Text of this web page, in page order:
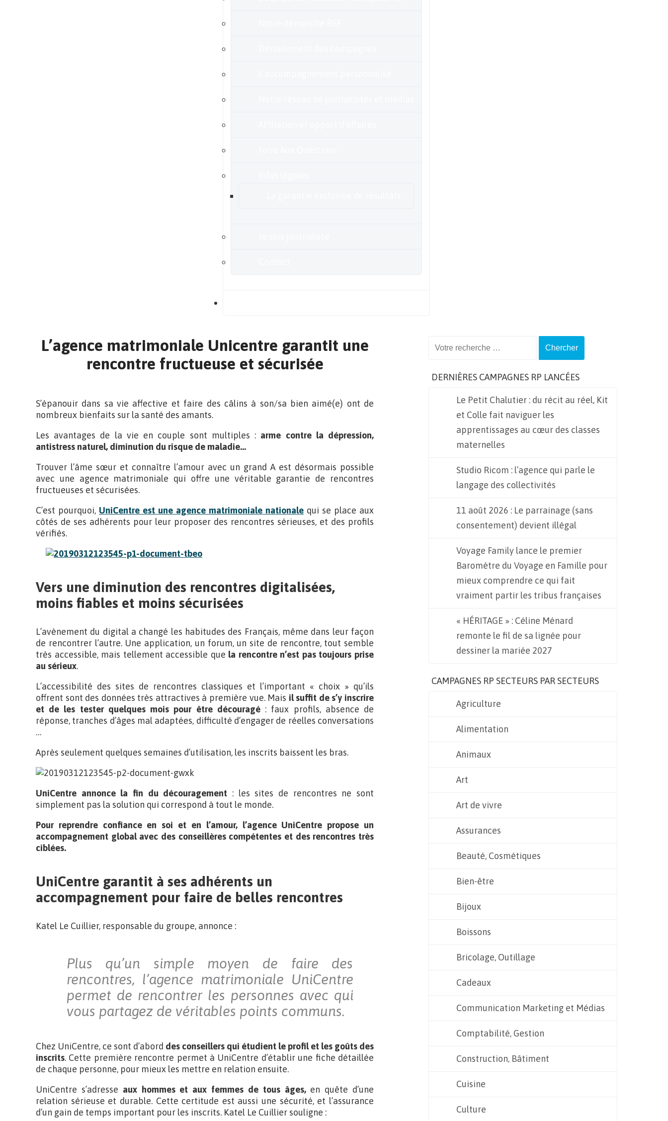
L’agence matrimoniale Unicentre garantit une
rencontre fructueuse et sécurisée
S’épanouir dans sa vie affective et faire des câlins à son/sa bien aimé(e) ont de
nombreux bienfaits sur la santé des amants.
Les avantages de la vie en couple sont multiples : arme contre la dépression,
antistress naturel, diminution du risque de maladie…
Trouver l’âme sœur et connaître l’amour avec un grand A est désormais possible
avec une agence matrimoniale qui offre une véritable garantie de rencontres
fructueuses et sécurisées.
C’est pourquoi, UniCentre est une agence matrimoniale nationale qui se place aux
côtés de ses adhérents pour leur proposer des rencontres sérieuses, et des profils
vérifiés.
Vers une diminution des rencontres digitalisées,
moins fiables et moins sécurisées
L’avènement du digital a changé les habitudes des Français, même dans leur façon
de rencontrer l’autre. Une application, un forum, un site de rencontre, tout semble
très accessible, mais tellement accessible que la rencontre n’est pas toujours prise
au sérieux.
L’accessibilité des sites de rencontres classiques et l’important « choix » qu’ils
offrent sont des données très attractives à première vue. Mais il suffit de s’y inscrire
et de les tester quelques mois pour être découragé: faux profils, absence de
réponse, tranches d’âges mal adaptées, difficulté d’engager de réelles conversations
…
Après seulement quelques semaines d’utilisation, les inscrits baissent les bras.
UniCentre annonce la fin du découragement : les sites de rencontres ne sont
simplement pas la solution qui correspond à tout le monde.
Pour reprendre confiance en soi et en l’amour, l’agence UniCentre propose un
accompagnement global avec des conseillères compétentes et des rencontres très
ciblées.
UniCentre garantit à ses adhérents un
accompagnement pour faire de belles rencontres
Katel Le Cuillier, responsable du groupe, annonce :
Plus qu’un simple moyen de faire des
rencontres, l’agence matrimoniale UniCentre
permet de rencontrer les personnes avec qui
vous partagez de véritables points communs.
Chez UniCentre, ce sont d’abord des conseillers qui étudient le profil et les goûts des
inscrits. Cette première rencontre permet à UniCentre d’établir une fiche détaillée
de chaque personne, pour mieux les mettre en relation ensuite.
UniCentre s’adresse aux hommes et aux femmes de tous âges,en quête d’une
relation sérieuse et durable. Cette certitude est aussi une sécurité, et l’assurance
d’un gain de temps important pour les inscrits. Katel Le Cuillier souligne :
DERNIÈRES CAMPAGNES RP LANCÉES
Le Petit Chalutier : du récit au réel, Kit
et Colle fait naviguer les
apprentissages au cœur des classes
maternelles
Studio Ricom : l’agence qui parle le
langage des collectivités
11 août 2026 : Le parrainage (sans
consentement) devient illégal
Voyage Family lance le premier
Baromètre du Voyage en Famille pour
mieux comprendre ce qui fait
vraiment partir les tribus françaises
« HÉRITAGE » : Céline Ménard
remonte le fil de sa lignée pour
dessiner la mariée 2027
CAMPAGNES RP SECTEURS PAR SECTEURS
Agriculture
Alimentation
Animaux
Art
Art de vivre
Assurances
Beauté, Cosmétiques
Bien-être
Bijoux
Boissons
Bricolage, Outillage
Cadeaux
Communication Marketing et Médias
Comptabilité, Gestion
Construction, Bâtiment
Cuisine
Culture